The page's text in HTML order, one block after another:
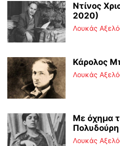
Ντίνος
2020)
Λουκάς
Κάρολος
Λουκάς
Με όχημα
Λουκάς